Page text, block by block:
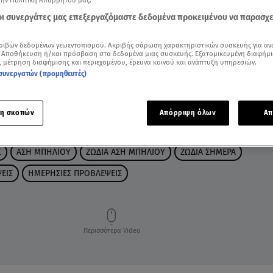
ΑΣΗ ΜΠΗΛΙΟΥ ΖΩΔΙΑ ΑΣΗ ΜΠΗΛΙΟΥ ΖΩΔΙΑ ΣΗΜΕΡΑ
ΗΜΕΡΗΣΙΕΣ ΠΡΟΒΛΕΨΕΙΣ
Περισσότερα Video
συνεργάτες μας επεξεργαζόμαστε δεδομένα προκειμένου να
δεδομένων γεωεντοπισμού. Ακριβής σάρωση χαρακτηριστικών συσκευής για
Αποθήκευση ή/και πρόσβαση στα δεδομένα μιας συσκευής. Εξατομικευμένη
μέτρηση διαφήμισης και περιεχομένου, έρευνα κοινού και ανάπτυξη υπηρεσιών.
(προμηθευτές)
σκοπών Απόρριψη όλων